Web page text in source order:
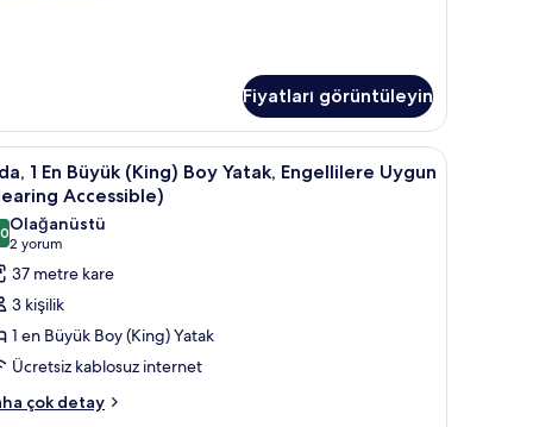
Fiyatları görüntüleyin
yüzeyli yatak, minibar
8
1 En Büyük (King) Boy Yatak, Engellilere Uygun
Accessible)
/ 10
Olağanüstü
2 yorum
(2
yorum)
37 metre kare
3 kişilik
1 en Büyük Boy (King) Yatak
Ücretsiz kablosuz internet
çok detay